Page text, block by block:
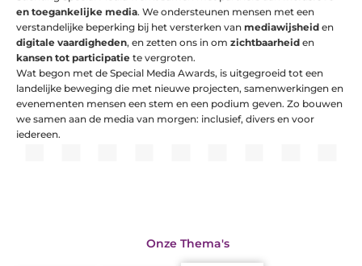
en toegankelijke media. We ondersteunen mensen met een
verstandelijke beperking bij het versterken van mediawijsheid en
digitale vaardigheden, en zetten ons in om zichtbaarheid en
kansen tot participatie te vergroten.
Wat begon met de Special Media Awards, is uitgegroeid tot een
landelijke beweging die met nieuwe projecten, samenwerkingen en
evenementen mensen een stem en een podium geven. Zo bouwen
we samen aan de media van morgen: inclusief, divers en voor
iedereen.
Onze Thema's